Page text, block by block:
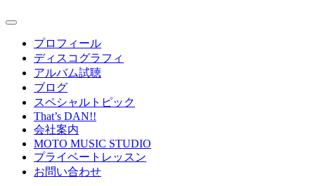
プロフィール
ディスコグラフィ
アルバム試聴
ブログ
スペシャルトピック
That’s DAN!!
会社案内
MOTO MUSIC STUDIO
プライベートレッスン
お問い合わせ